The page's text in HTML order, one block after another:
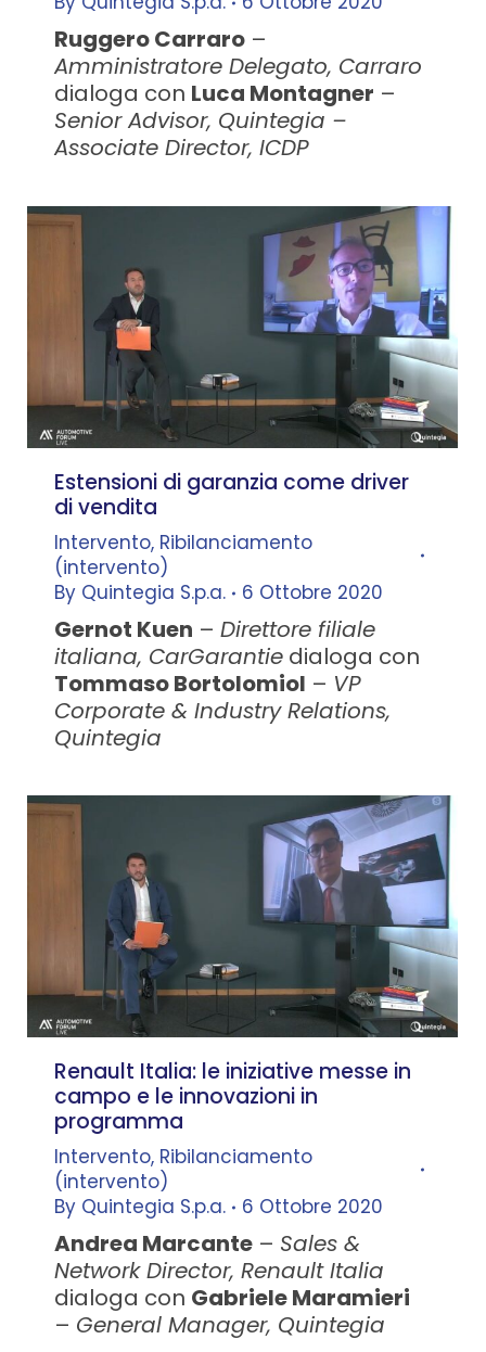
Ruggero Carraro –
Amministratore Delegato, Carraro
dialoga con Luca Montagner –
Senior Advisor, Quintegia –
Associate Director, ICDP
Estensioni di garanzia come driver
di vendita
Intervento, Ribilanciamento
(intervento)
By Quintegia S.p.a. 6 Ottobre 2020
Gernot Kuen – Direttore filiale
italiana, CarGarantie dialoga con
Tommaso Bortolomiol – VP
Corporate & Industry Relations,
Quintegia
Renault Italia: le iniziative messe in
campo e le innovazioni in
programma
Intervento, Ribilanciamento
(intervento)
By Quintegia S.p.a. 6 Ottobre 2020
Andrea Marcante – Sales &
Network Director, Renault Italia
dialoga con Gabriele Maramieri
– General Manager, Quintegia